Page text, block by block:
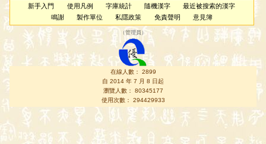
新手入門 使用凡例 字庫統計 隨機漢字
最近被搜索的漢字
鳴謝
製作單位 私隱政策 免責聲明 意見簿
（管理員 ）
在線人數： 2899
自 2014 年 7 月 8 日起
瀏覽人數： 80345177
使用次數： 294429933